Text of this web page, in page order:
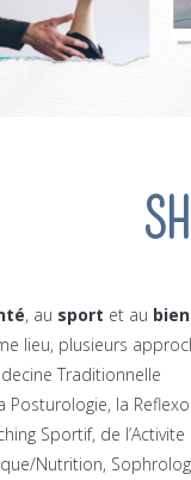
, au sport et au
lieu, plusieurs
Traditionnelle
Posturologie, la
Sportif, de
Nutrition,